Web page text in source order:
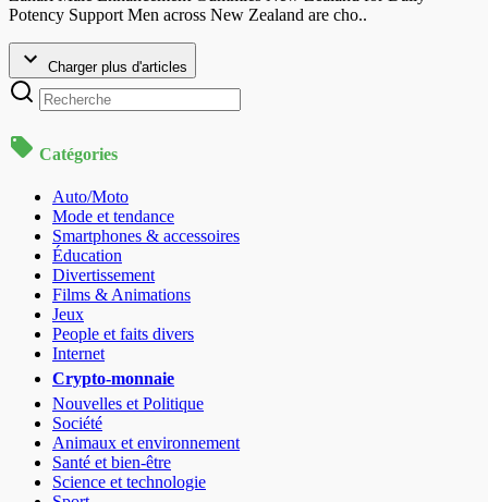
Potency Support Men across New Zealand are cho..
Charger plus d'articles
Catégories
Auto/Moto
Mode et tendance
Smartphones & accessoires
Éducation
Divertissement
Films & Animations
Jeux
People et faits divers
Internet
Crypto-monnaie
Nouvelles et Politique
Société
Animaux et environnement
Santé et bien-être
Science et technologie